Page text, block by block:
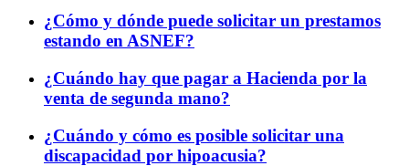
¿Cómo y dónde puede solicitar un prestamos
estando en ASNEF?
¿Cuándo hay que pagar a Hacienda por la
venta de segunda mano?
¿Cuándo y cómo es posible solicitar una
discapacidad por hipoacusia?